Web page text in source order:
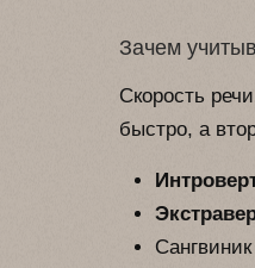
Зачем
Скорость
быстро, а